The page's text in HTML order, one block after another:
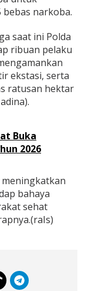
bebas narkoba.
saat ini Polda
ribuan pelaku
ekstasi, serta
ratusan hektar
Buka
2026
bahaya
sehat